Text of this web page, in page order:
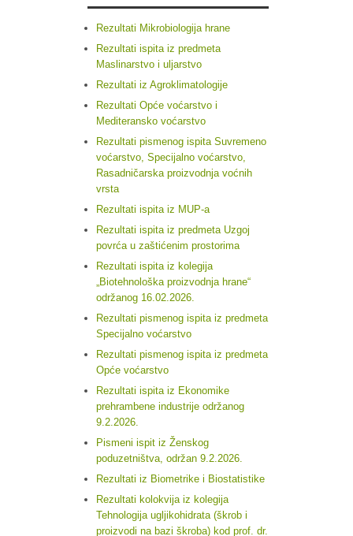
Rezultati Mikrobiologija hrane
Rezultati ispita iz predmeta
Maslinarstvo i uljarstvo
Rezultati iz Agroklimatologije
Rezultati Opće voćarstvo i
Mediteransko voćarstvo
Rezultati pismenog ispita Suvremeno
voćarstvo, Specijalno voćarstvo,
Rasadničarska proizvodnja voćnih
vrsta
Rezultati ispita iz MUP-a
Rezultati ispita iz predmeta Uzgoj
povrća u zaštićenim prostorima
Rezultati ispita iz kolegija
„Biotehnološka proizvodnja hrane“
održanog 16.02.2026.
Rezultati pismenog ispita iz predmeta
Specijalno voćarstvo
Rezultati pismenog ispita iz predmeta
Opće voćarstvo
Rezultati ispita iz Ekonomike
prehrambene industrije održanog
9.2.2026.
Pismeni ispit iz Ženskog
poduzetništva, održan 9.2.2026.
Rezultati iz Biometrike i Biostatistike
Rezultati kolokvija iz kolegija
Tehnologija ugljikohidrata (škrob i
proizvodi na bazi škroba) kod prof. dr.